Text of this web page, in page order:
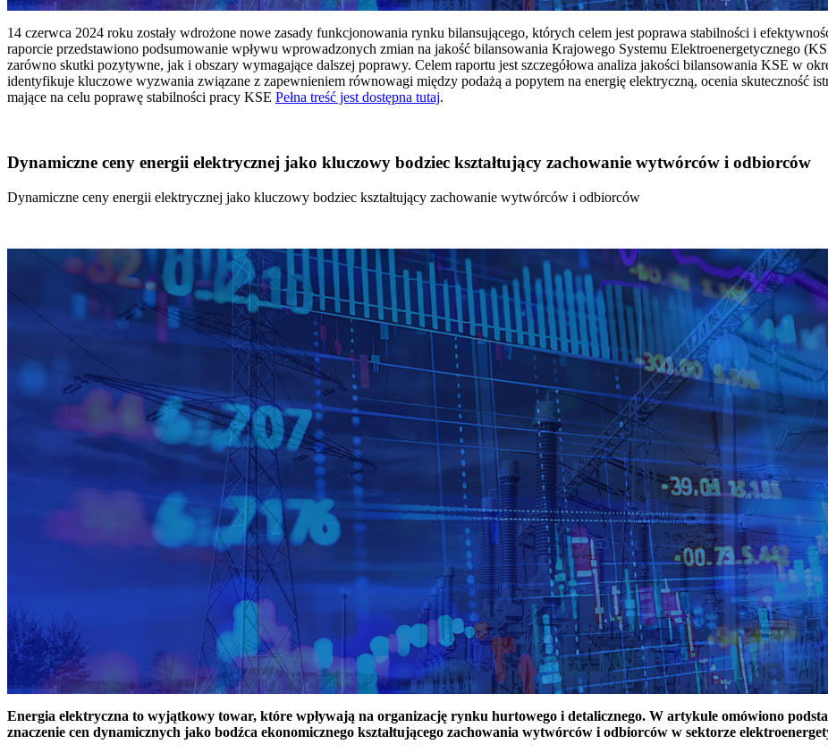
14 czerwca 2024 roku zostały wdrożone nowe zasady funkcjonowania rynku bilansującego, których celem jest poprawa stabilności i
raporcie przedstawiono podsumowanie wpływu wprowadzonych zmian na jakość bilansowania Krajowego Systemu Elektroenergetycznego
zarówno skutki pozytywne, jak i obszary wymagające dalszej poprawy. Celem raportu jest szczegółowa analiza jakości bilansowania KSE w
identyfikuje kluczowe wyzwania związane z zapewnieniem równowagi między podażą a popytem na energię elektryczną, ocenia skuteczność
mające na celu poprawę stabilności pracy KSE Pełna treść jest dostępna tutaj.
Dynamiczne ceny energii elektrycznej jako kluczowy bodziec kształtujący zachowanie wytwórców i odbiorców
Dynamiczne ceny energii elektrycznej jako kluczowy bodziec kształtujący zachowanie wytwórców i odbiorców
Energia elektryczna to wyjątkowy towar, które wpływają na organizację rynku hurtowego i detalicznego. W artykule omówiono
znaczenie cen dynamicznych jako bodźca ekonomicznego kształtującego zachowania wytwórców i odbiorców w sektorze